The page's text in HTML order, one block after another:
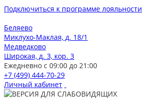
Подключиться к программе лояльности
Беляево
Миклухо-Маклая, д. 18/1
Медведково
Широкая, д. 3, кор. 3
Ежедневно с 09:00 до 21:00
+7 (499) 444-70-29
Личный кабинет